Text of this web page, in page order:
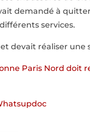
demandé à
services.
devait réaliser une
Paris Nord doit